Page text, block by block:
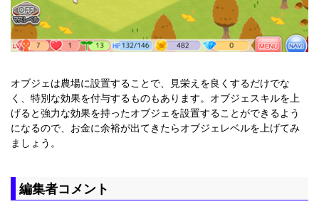
オブジェは農場に設置することで、見栄えを良くするだけでな
く、特別な効果を付与するものもあります。オブジェスキルを上
げると強力な効果を持ったオブジェを設置することができるよう
になるので、お金に余裕が出てきたらオブジェレベルを上げてみ
ましょう。
編集者コメント